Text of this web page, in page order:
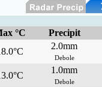
°C Precipit
2.0mm
Debole
1.0mm
Debole